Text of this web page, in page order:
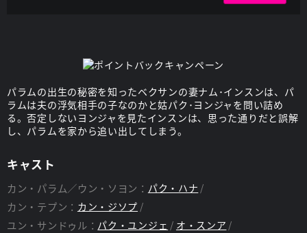
パラムの出生の秘密を知ったベクサンの妻ナム･インスンは、パ
ラムは夫の浮気相手の子なのかと姑パク･ヨンジャを問い詰め
る。否定しないヨンジャを見たインスンは、思った通りだと誤解
し、パラムを家から追い出してしまう。
キャスト
カン・パラム／ウン・ソヨン： パク・ハナ
カン・テプン： カン・ジソプ
ユン・サンドゥル： パク・ユンジェ オ・スンア